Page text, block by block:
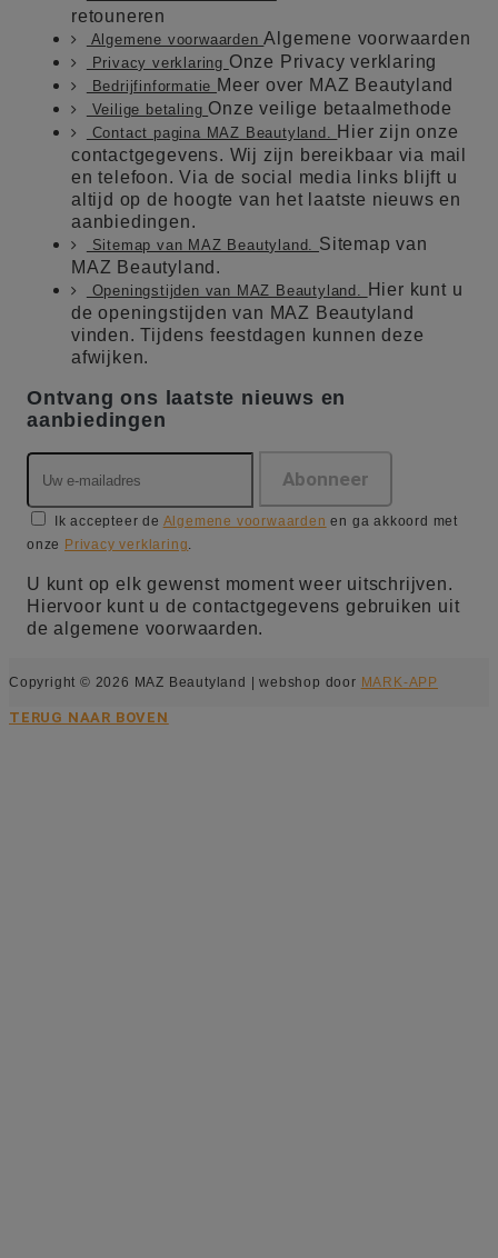
retouneren
Algemene voorwaardenAlgemene voorwaarden
Privacy verklaring Onze Privacy verklaring
Bedrijfinformatie Meer over MAZ Beautyland
Veilige betaling Onze veilige betaalmethode
Contact pagina MAZ Beautyland.
Hier zijn onze
contactgegevens. Wij zijn bereikbaar via mail
en telefoon. Via de social media links blijft u
altijd op de hoogte van het laatste nieuws en
aanbiedingen.
Sitemap van MAZ Beautyland. Sitemap van
MAZ Beautyland.
Openingstijden van MAZ Beautyland.
Hier kunt u
de openingstijden van MAZ Beautyland
vinden. Tijdens feestdagen kunnen deze
afwijken.
Ontvang ons laatste nieuws en
aanbiedingen
Ik accepteer de Algemene voorwaarden en ga akkoord met
onze Privacy verklaring.
U kunt op elk gewenst moment weer uitschrijven.
Hiervoor kunt u de contactgegevens gebruiken uit
de algemene voorwaarden.
Copyright © 2026 MAZ Beautyland | webshop door MARK-APP
TERUG NAAR BOVEN